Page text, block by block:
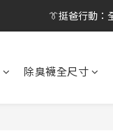
👔挺爸行動：
👔挺爸行動：
【刷卡/電子支
除臭襪全尺寸